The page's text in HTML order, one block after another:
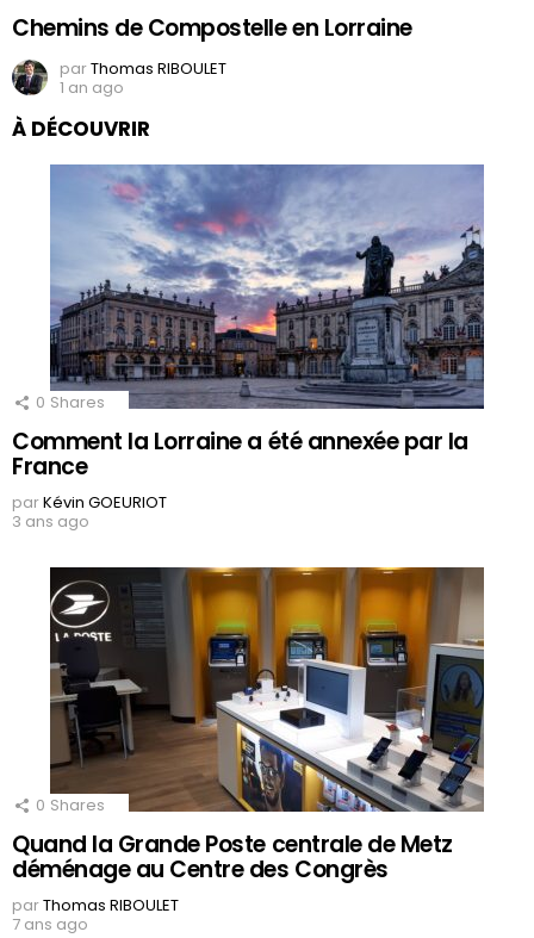
Chemins de Compostelle en Lorraine
parThomas RIBOULET
1 an ago
À DÉCOUVRIR
0 Shares
Comment la Lorraine a été annexée par la
France
parKévin GOEURIOT
3 ans ago
0 Shares
Quand la Grande Poste centrale de Metz
déménage au Centre des Congrès
parThomas RIBOULET
7 ans ago